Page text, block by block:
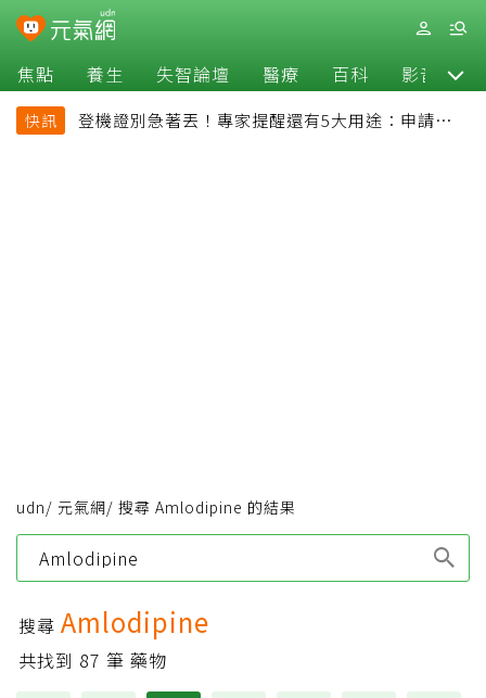
焦點 養生 失智論壇 醫療 百科 影音
快訊
登機證別急著丟！專家提醒還有5大用途：申請理
udn/ 元氣網/ 搜尋 Amlodipine 的結果
搜尋Amlodipine
共找到 87 筆 藥物